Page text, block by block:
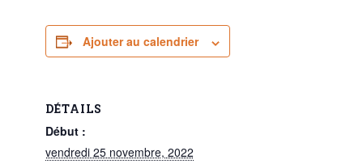
Ajouter au calendrier
DÉTAILS
Début :
vendredi 25 novembre, 2022